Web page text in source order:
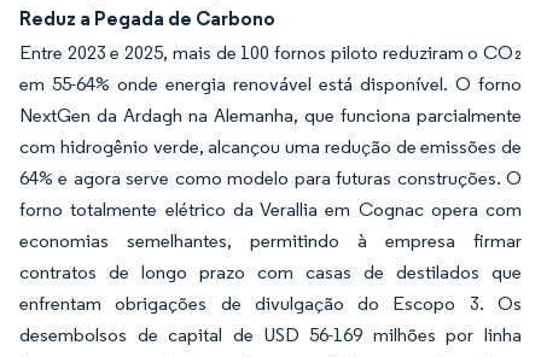
Reduz a Pegada de Carbono
Entre 2023 e 2025, mais de 100 fornos piloto reduziram o CO₂
em 55-64% onde energia renovável está disponível. O forno
NextGen da Ardagh na Alemanha, que funciona parcialmente
com hidrogênio verde, alcançou uma redução de emissões de
64% e agora serve como modelo para futuras construções. O
forno totalmente elétrico da Verallia em Cognac opera com
economias semelhantes, permitindo à empresa firmar
contratos de longo prazo com casas de destilados que
enfrentam obrigações de divulgação do Escopo 3. Os
desembolsos de capital de USD 56-169 milhões por linha